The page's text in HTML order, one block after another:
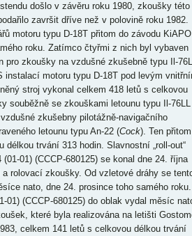
došlo v závěru roku 1980, zkoušky této
završit dříve než v polovině roku 1982.
motoru typu D-18T přitom do závodu KiAPO
roku. Zatímco čtyřmi z nich byl vybaven
pro zkoušky na vzdušné zkušebně typu Il-
instalací motoru typu D-18T pod levým
stroj vykonal celkem 418 letů s celkovou
souběžně se zkouškami letounu typu Il-76LL
zkušebny pilotážně-navigačního
letounu typu An-22 (Cock). Ten přitom
trvání 313 hodin. Slavnostní „roll-out“
(01-01) (CCCP-680125) se konal dne 24. října
rolovací zkoušky. Od vzletové dráhy se
nato, dne 24. prosince toho samého roku.
01) (CCCP-680125) do oblak vydal měsíc
které byla realizována na letišti
celkem 141 letů s celkovou délkou trvání